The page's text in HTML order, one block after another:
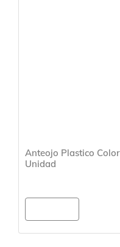
Anteojo Plastico
Unidad